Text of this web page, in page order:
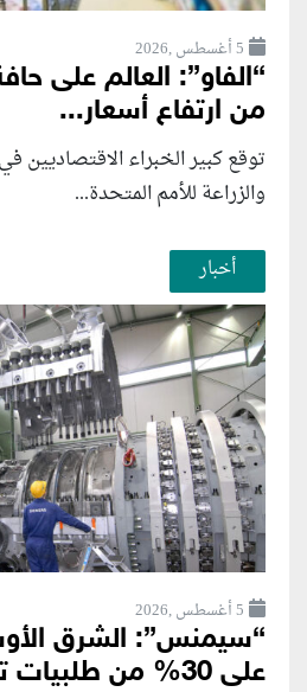
5 أغسطس ,2026
“الفاو”: العالم على
من ارتفاع أسعار...
توقع كبير الخبراء الاقتصاديين
والزراعة للأمم المتحدة...
أخبار
5 أغسطس ,2026
“سيمنس”: الشرق
على 30% من طلبيات توربينات...